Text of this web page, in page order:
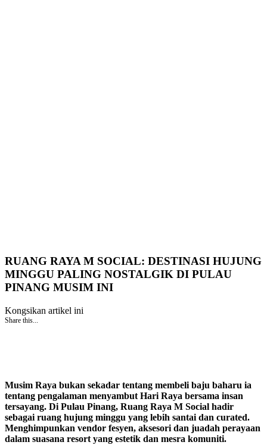
RUANG RAYA M SOCIAL: DESTINASI HUJUNG
MINGGU PALING NOSTALGIK DI PULAU
PINANG MUSIM INI
Kongsikan artikel ini
Share this...
Musim Raya bukan sekadar tentang membeli baju baharu ia
tentang pengalaman menyambut Hari Raya bersama insan
tersayang. Di Pulau Pinang, Ruang Raya M Social hadir
sebagai ruang hujung minggu yang lebih santai dan curated.
Menghimpunkan vendor fesyen, aksesori dan juadah perayaan
dalam suasana resort yang estetik dan mesra komuniti.